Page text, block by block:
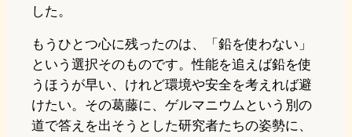
した。
もうひとつ心に残ったのは、「鉛を使わない」
という選択そのものです。性能を追えば鉛を使
うほうが早い、けれど環境や安全を考えれば避
けたい。その葛藤に、ゲルマニウムという別の
道で答えを出そうとした研究者たちの姿勢に、